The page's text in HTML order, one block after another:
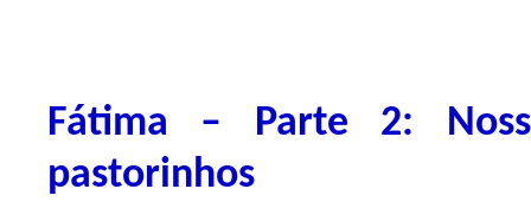
Fátima – Parte 2:
pastorinhos